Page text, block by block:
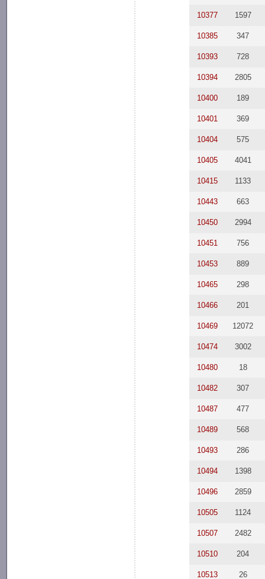
10377 1597
10385 347
10393 728
10394 2805
10400 189
10401 369
10404 575
10405 4041
10415 1133
10443 663
10450 2994
10451 756
10453 889
10465 298
10466 201
10469 12072
10474 3002
10480 18
10482 307
10487 477
10489 568
10493 286
10494 1398
10496 2859
10505 1124
10507 2482
10510 204
10513 26